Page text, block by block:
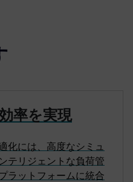
率を実現
化には、高度なシミュ
テリジェントな負荷管
ラットフォームに統合